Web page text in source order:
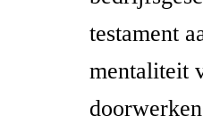
testament
mentaliteit